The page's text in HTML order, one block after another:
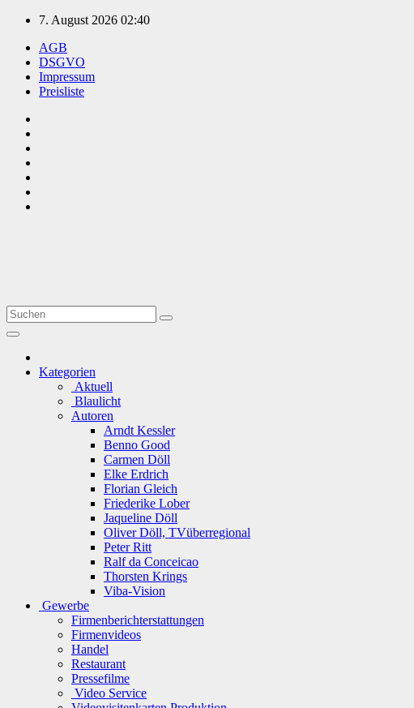
Zum
springen
7. August 2026 02:40
AGB
DSGVO
Impressum
Preisliste
Kategorien
Aktuell
Blaulicht
Autoren
Arndt Kessler
Benno Good
Carmen Döll
Elke Erdrich
Florian Gleich
Friederike Lober
Jaqueline Döll
Oliver Döll, TVüberregional
Peter Ritt
Ralf da Conceicao
Thorsten Krings
Viba-Vision
Gewerbe
Firmenberichterstattungen
Firmenvideos
Handel
Restaurant
Pressefilme
Video Service